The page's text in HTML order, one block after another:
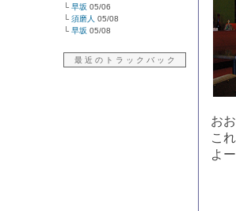
└ 早坂 05/06
└ 須磨人 05/08
└ 早坂 05/08
最 近 の ト ラ ッ ク バ ッ ク
お
こ
よー